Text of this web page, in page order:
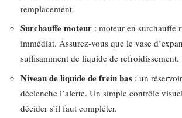
remplacement.
Surchauffe moteur : moteur en surchauffe
immédiat. Assurez-vous que le vase
suffisamment de liquide de refroidissement.
Niveau de liquide de frein bas : un
déclenche l’alerte. Un simple contrôle
décider s’il faut compléter.